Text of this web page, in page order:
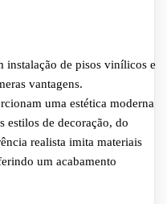
instalação de pisos vinílicos e
vantagens.
uma estética moderna
estilos de decoração, do
realista imita materiais
um acabamento